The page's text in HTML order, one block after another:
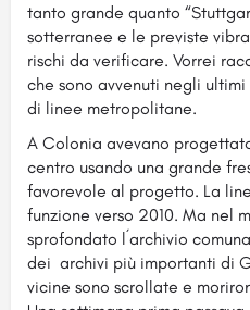
tanto grande quanto
sotterranee e le previste
rischi da verificare. Vorrei
che sono avvenuti negli
di linee metropolitane.
A Colonia avevano
centro usando una grande
favorevole al progetto. La
funzione verso 2010. Ma nel
sprofondato l´archivio
dei archivi più importanti di
vicine sono scrollate e